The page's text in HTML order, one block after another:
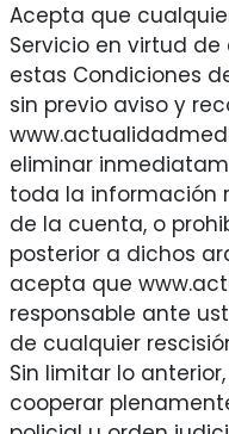
Acepta que
Servicio en virtud
estas Condiciones
sin previo aviso y
eliminar
toda la información
de la cuenta, o
posterior a dichos
acepta que
responsable ante
de cualquier
Sin limitar lo
cooperar